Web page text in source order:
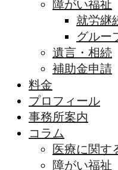
障がい福祉
就労継
グルー
遺言・相続
補助金申請
料金
プロフィール
事務所案内
コラム
医療に関す
障がい福祉